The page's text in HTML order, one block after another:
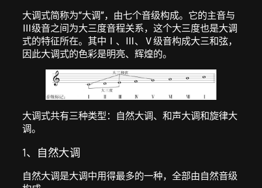
大调式简称为“大调”，由七个音级构成。它的主音与
Ⅲ级音之间为大三度音程关系，这个大三度也是大调
式的特征所在。其中Ⅰ、Ⅲ、Ⅴ级音构成大三和弦，
因此大调式的色彩是明亮、辉煌的。
大调式共有三种类型：自然大调、和声大调和旋律大
调。
1、自然大调
自然大调是大调中用得最多的一种，全部由自然音级